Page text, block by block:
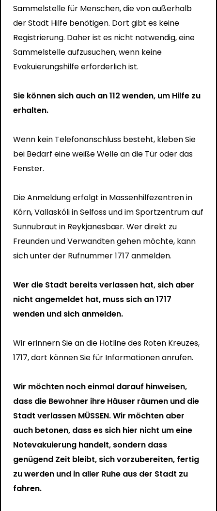
Sammelstelle für Menschen, die von außerhalb
der Stadt Hilfe benötigen. Dort gibt es keine
Registrierung. Daher ist es nicht notwendig, eine
Sammelstelle aufzusuchen, wenn keine
Evakuierungshilfe erforderlich ist.
Sie können sich auch an 112 wenden, um Hilfe zu
erhalten.
Wenn kein Telefonanschluss besteht, kleben Sie
bei Bedarf eine weiße Welle an die Tür oder das
Fenster.
Die Anmeldung erfolgt in Massenhilfezentren in
Kórn, Vallaskóli in Selfoss und im Sportzentrum auf
Sunnubraut in Reykjanesbær. Wer direkt zu
Freunden und Verwandten gehen möchte, kann
sich unter der Rufnummer 1717 anmelden.
Wer die Stadt bereits verlassen hat, sich aber
nicht angemeldet hat, muss sich an 1717
wenden und sich anmelden.
Wir erinnern Sie an die Hotline des Roten Kreuzes,
1717, dort können Sie für Informationen anrufen.
Wir möchten noch einmal darauf hinweisen,
dass die Bewohner ihre Häuser räumen und die
Stadt verlassen MÜSSEN. Wir möchten aber
auch betonen, dass es sich hier nicht um eine
Notevakuierung handelt, sondern dass
genügend Zeit bleibt, sich vorzubereiten, fertig
zu werden und in aller Ruhe aus der Stadt zu
fahren.